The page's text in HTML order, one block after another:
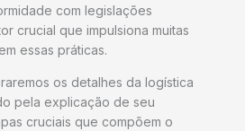
com legislações
crucial que impulsiona muitas
essas práticas.
os detalhes da logística
pela explicação de seu
cruciais que compõem o